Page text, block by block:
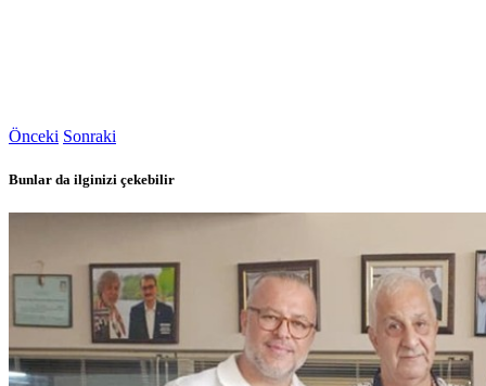
Önceki Sonraki
Bunlar da ilginizi çekebilir